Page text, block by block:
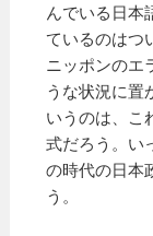
んでいる日本
ているのはつ
ニッポンのエ
うな状況に置
いうのは、こ
式だろう。い
の時代の日本
う。